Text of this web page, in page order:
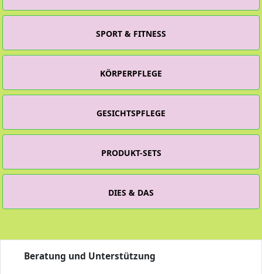
SPORT & FITNESS
KÖRPERPFLEGE
GESICHTSPFLEGE
PRODUKT-SETS
DIES & DAS
Beratung und Unterstützung